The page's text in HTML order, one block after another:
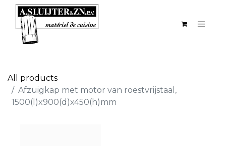
All products
Afzuigkap met motor van roestvrijstaal,
1500(l)x900(d)x450(h)mm